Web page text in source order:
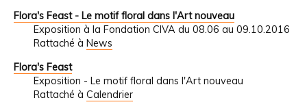
Flora's Feast - Le motif floral dans l'Art nouveau
Exposition à la Fondation CIVA du 08.06 au 09.10.2016
Rattaché à News
Flora's Feast
Exposition - Le motif floral dans l'Art nouveau
Rattaché à Calendrier